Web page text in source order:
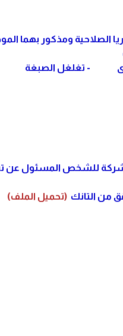
- تغلغل الصبغة
من التانك (تحميل الملف)